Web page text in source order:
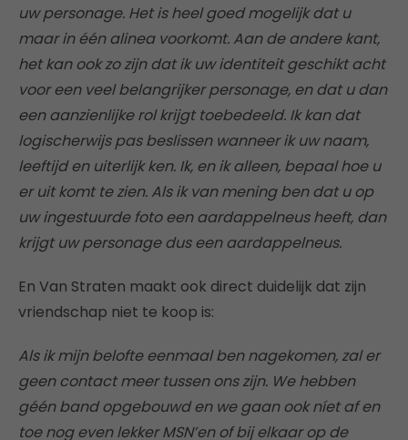
uw personage. Het is heel goed mogelijk dat u
maar in één alinea voorkomt. Aan de andere kant,
het kan ook zo zijn dat ik uw identiteit geschikt acht
voor een veel belangrijker personage, en dat u dan
een aanzienlijke rol krijgt toebedeeld. Ik kan dat
logischerwijs pas beslissen wanneer ik uw naam,
leeftijd en uiterlijk ken. Ik, en ik alleen, bepaal hoe u
er uit komt te zien. Als ik van mening ben dat u op
uw ingestuurde foto een aardappelneus heeft, dan
krijgt uw personage dus een aardappelneus.
En Van Straten maakt ook direct duidelijk dat zijn
vriendschap niet te koop is:
Als ik mijn belofte eenmaal ben nagekomen, zal er
geen contact meer tussen ons zijn. We hebben
géén band opgebouwd en we gaan ook níet af en
toe nog even lekker MSN’en of bij elkaar op de